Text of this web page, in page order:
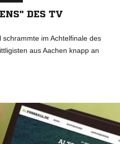
DES TV
im Achtelfinale des
aus Aachen knapp an